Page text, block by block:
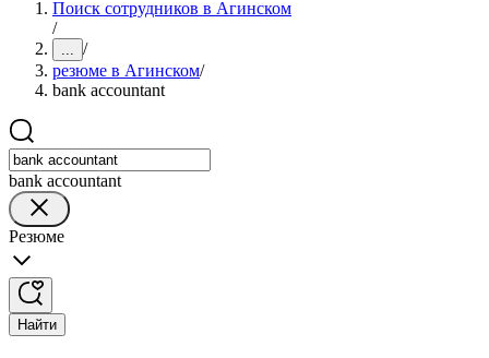
Поиск сотрудников в Агинском
/
... /
резюме в Агинском/
bank accountant
bank accountant
Резюме
Найти